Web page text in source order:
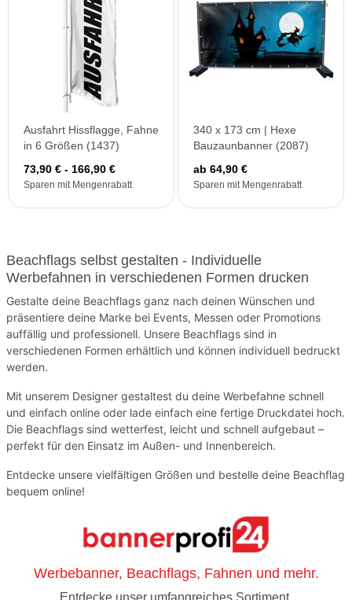
Ausfahrt Hissflagge, Fahne
in 6 Größen (1437)
73,90 € - 166,90 €
Sparen mit Mengenrabatt
340 x 173 cm | Hexe
Bauzaunbanner (2087)
ab 64,90 €
Sparen mit Mengenrabatt
Beachflags selbst gestalten - Individuelle
Werbefahnen in verschiedenen Formen drucken
Gestalte deine Beachflags ganz nach deinen Wünschen und
präsentiere deine Marke bei Events, Messen oder Promotions
auffällig und professionell. Unsere Beachflags sind in
verschiedenen Formen erhältlich und können individuell bedruckt
werden.
Mit unserem Designer gestaltest du deine Werbefahne schnell
und einfach online oder lade einfach eine fertige Druckdatei hoch.
Die Beachflags sind wetterfest, leicht und schnell aufgebaut –
perfekt für den Einsatz im Außen- und Innenbereich.
Entdecke unsere vielfältigen Größen und bestelle deine Beachflag
bequem online!
Werbebanner, Beachflags, Fahnen und mehr.